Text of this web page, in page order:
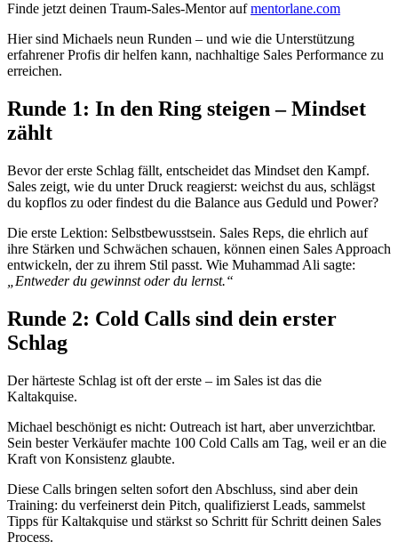
Finde jetzt deinen Traum-Sales-Mentor aufmentorlane.com
Hier sind Michaels neun Runden – und wie die Unterstützung
erfahrener Profis dir helfen kann, nachhaltige Sales Performance zu
erreichen.
Runde 1: In den Ring steigen – Mindset
zählt
Bevor der erste Schlag fällt, entscheidet das Mindset den Kampf.
Sales zeigt, wie du unter Druck reagierst: weichst du aus, schlägst
du kopflos zu oder findest du die Balance aus Geduld und Power?
Die erste Lektion: Selbstbewusstsein. Sales Reps, die ehrlich auf
ihre Stärken und Schwächen schauen, können einen Sales Approach
entwickeln, der zu ihrem Stil passt. Wie Muhammad Ali sagte:
„Entweder du gewinnst oder du lernst.“
Runde 2: Cold Calls sind dein erster
Schlag
Der härteste Schlag ist oft der erste – im Sales ist das die
Kaltakquise.
Michael beschönigt es nicht: Outreach ist hart, aber unverzichtbar.
Sein bester Verkäufer machte 100 Cold Calls am Tag, weil er an die
Kraft von Konsistenz glaubte.
Diese Calls bringen selten sofort den Abschluss, sind aber dein
Training: du verfeinerst dein Pitch, qualifizierst Leads, sammelst
Tipps für Kaltakquise und stärkst so Schritt für Schritt deinen Sales
Process.